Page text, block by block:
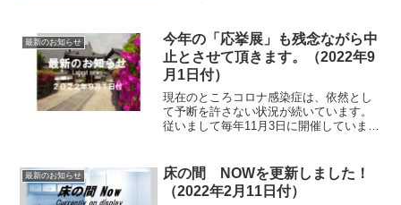
却され、4月23日に地下の特別室で関係者
が確認作業...
最新のお知らせ
今年の「応挙展」も残念ながら中
止とさせて頂きます。（2022年9
月1日付）
現在のところコロナ感染症は、依然とし
て予断を許さない状況が続いています。
従いまして毎年11月3日に開催しています
年も中止とさせて頂きます。３年連続の
中止となり、開催を楽...
最新のお知らせ
床の間 NOWを更新しました！
（2022年2月11日付）